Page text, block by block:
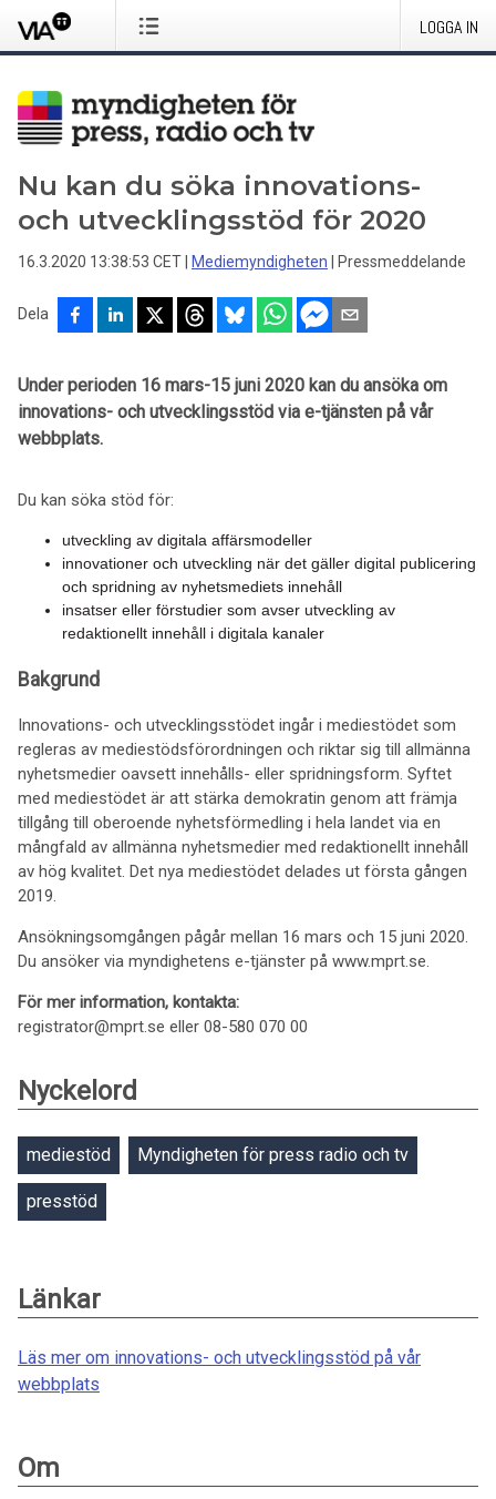
LOGGA IN
Nu kan du söka innovations-
och utvecklingsstöd för 2020
16.3.2020 13:38:53 CET Mediemyndigheten Pressmeddelande
Dela
Under perioden 16 mars-15 juni 2020 kan du ansöka om
innovations- och utvecklingsstöd via e-tjänsten på vår
webbplats.
Du kan söka stöd för:
utveckling av digitala affärsmodeller
innovationer och utveckling när det gäller digital publicering
och spridning av nyhetsmediets innehåll
insatser eller förstudier som avser utveckling av
redaktionellt innehåll i digitala kanaler
Bakgrund
Innovations- och utvecklingsstödet ingår i mediestödet som
regleras av mediestödsförordningen och riktar sig till allmänna
nyhetsmedier oavsett innehålls- eller spridningsform. Syftet
med mediestödet är att stärka demokratin genom att främja
tillgång till oberoende nyhetsförmedling i hela landet via en
mångfald av allmänna nyhetsmedier med redaktionellt innehåll
av hög kvalitet. Det nya mediestödet delades ut första gången
2019.
Ansökningsomgången pågår mellan 16 mars och 15 juni 2020.
Du ansöker via myndighetens e-tjänster på www.mprt.se.
För mer information, kontakta:
registrator@mprt.se eller 08-580 070 00
Nyckelord
mediestöd Myndigheten för press radio och tv
presstöd
Länkar
Läs mer om innovations- och utvecklingsstöd på vår
webbplats
Om